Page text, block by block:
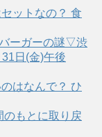
ットなの？ 食
ーガーの謎▽渋
日(金)午後
はなんで？ ひ
のもとに取り戻